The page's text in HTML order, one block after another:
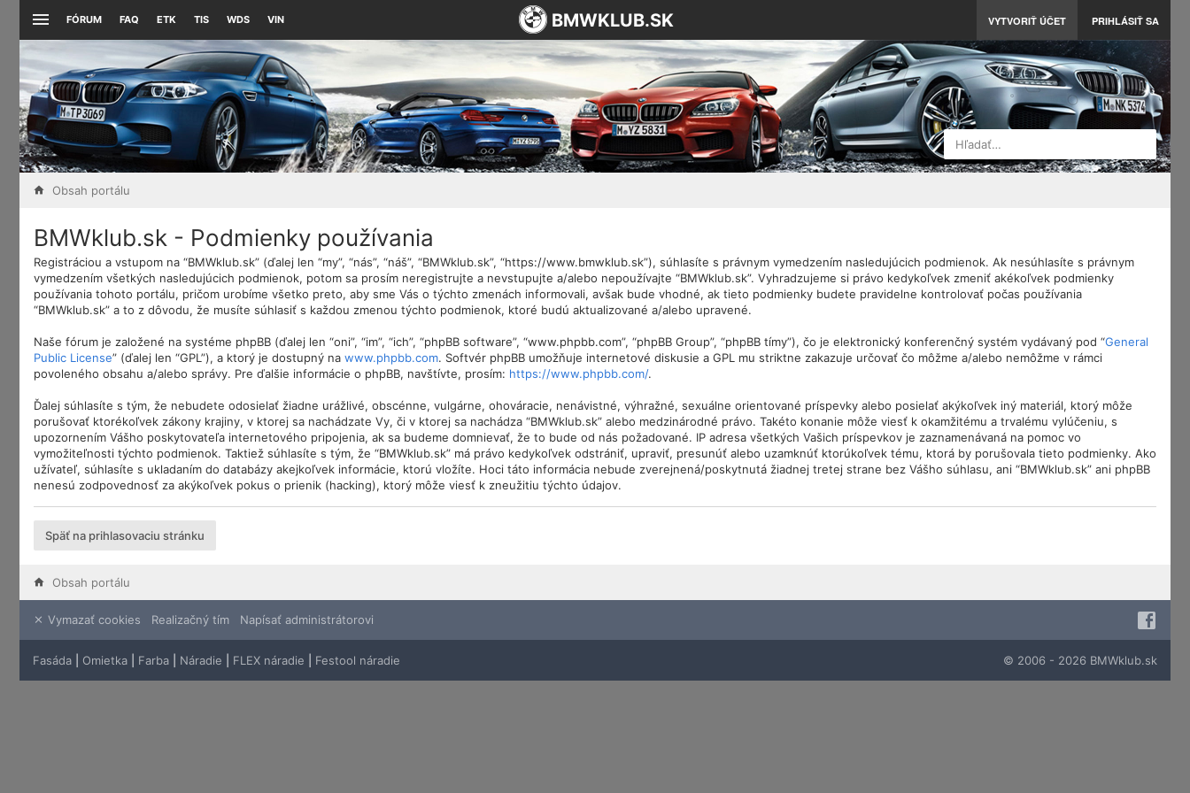
FÓRUM FAQ ETK TIS WDS VIN VYTVORIŤ ÚČET PRIHLÁSIŤ SA
BMWKLUB.SK
Hľadať…
Obsah portálu
BMWklub.sk - Podmienky používania
Registráciou a vstupom na “BMWklub.sk” (ďalej len “my”, “nás”, “náš”, “BMWklub.sk”, “https://www.bmwklub.sk”), súhlasíte s právnym vymedzením nasledujúcich podmienok. Ak nesúhlasíte s právnym
vymedzením všetkých nasledujúcich podmienok, potom sa prosím neregistrujte a nevstupujte a/alebo nepoužívajte “BMWklub.sk”. Vyhradzujeme si právo kedykoľvek zmeniť akékoľvek podmienky
používania tohoto portálu, pričom urobíme všetko preto, aby sme Vás o týchto zmenách informovali, avšak bude vhodné, ak tieto podmienky budete pravidelne kontrolovať počas používania
“BMWklub.sk” a to z dôvodu, že musíte súhlasiť s každou zmenou týchto podmienok, ktoré budú aktualizované a/alebo upravené.
Naše fórum je založené na systéme phpBB (ďalej len “oni”, “im”, “ich”, “phpBB software”, “www.phpbb.com”, “phpBB Group”, “phpBB tímy”), čo je elektronický konferenčný systém vydávaný pod “General
Public License” (ďalej len “GPL”), a ktorý je dostupný na www.phpbb.com. Softvér phpBB umožňuje internetové diskusie a GPL mu striktne zakazuje určovať čo môžme a/alebo nemôžme v rámci
povoleného obsahu a/alebo správy. Pre ďalšie informácie o phpBB, navštívte, prosím: https://www.phpbb.com/.
Ďalej súhlasíte s tým, že nebudete odosielať žiadne urážlivé, obscénne, vulgárne, ohováracie, nenávistné, výhražné, sexuálne orientované príspevky alebo posielať akýkoľvek iný materiál, ktorý môže
porušovať ktorékoľvek zákony krajiny, v ktorej sa nachádzate Vy, či v ktorej sa nachádza “BMWklub.sk” alebo medzinárodné právo. Takéto konanie môže viesť k okamžitému a trvalému vylúčeniu, s
upozornením Vášho poskytovateľa internetového pripojenia, ak sa budeme domnievať, že to bude od nás požadované. IP adresa všetkých Vašich príspevkov je zaznamenávaná na pomoc vo
vymožiteľnosti týchto podmienok. Taktiež súhlasíte s tým, že “BMWklub.sk” má právo kedykoľvek odstrániť, upraviť, presunúť alebo uzamknúť ktorúkoľvek tému, ktorá by porušovala tieto podmienky. Ako
užívateľ, súhlasíte s ukladaním do databázy akejkoľvek informácie, ktorú vložíte. Hoci táto informácia nebude zverejnená/poskytnutá žiadnej tretej strane bez Vášho súhlasu, ani “BMWklub.sk” ani phpBB
nenesú zodpovednosť za akýkoľvek pokus o prienik (hacking), ktorý môže viesť k zneužitiu týchto údajov.
Späť na prihlasovaciu stránku
Obsah portálu
Vymazať cookies Realizačný tím Napísať administrátorovi
Fasáda Omietka Farba Náradie FLEX náradie Festool náradie © 2006 - 2026 BMWklub.sk